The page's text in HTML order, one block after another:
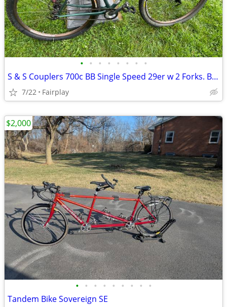
• • • • • • • •
S & S Couplers 700c BB Single Speed 29er w 2 Forks. Belt-drive capable
7/22 Fairplay
• • • • • • • • •
Tandem Bike Sovereign SE
$2,000